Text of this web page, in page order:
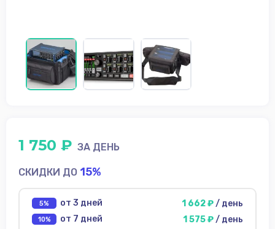
ФотоФон
Аренда
Контакты
1 750 ₽ ЗА ДЕНЬ
СКИДКИ ДО 15%
5% от 3 дней 1 662 ₽/ день
10% от 7 дней 1 575 ₽/ день